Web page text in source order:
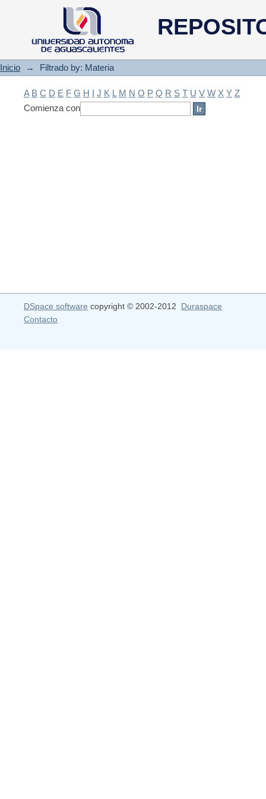
Filtrado by: Materia
Inicio → Filtrado by: Materia
A B C D E F G H I J K L M N O P Q R S T U V W X Y Z
Comienza con
DSpace software copyright © 2002-2012 Duraspace
Contacto